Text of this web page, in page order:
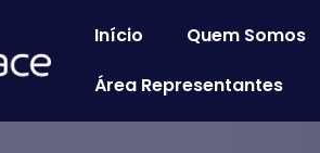
Início Quem Somos
Área Representantes